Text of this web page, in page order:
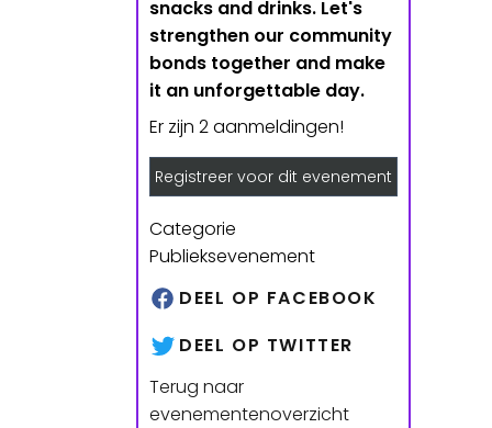
snacks and drinks. Let's
strengthen our community
bonds together and make
it an unforgettable day.
Er zijn 2 aanmeldingen!
Registreer voor dit evenement
Categorie
Publieksevenement
DEEL OP FACEBOOK
DEEL OP TWITTER
Terug naar
evenementenoverzicht